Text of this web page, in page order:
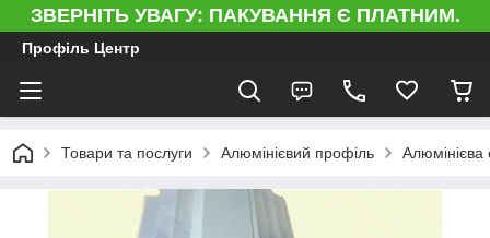
ЗВЕРНІТЬ УВАГУ: ПАКУВАННЯ Є ПЛАТНИМ.
Профіль Центр
Товари та послуги Алюмінієвий профіль